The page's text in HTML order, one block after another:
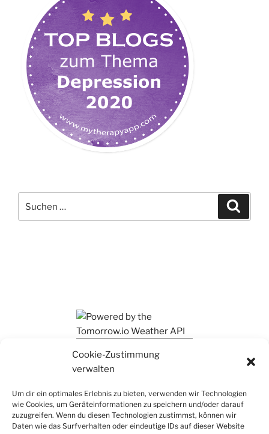
Cookie-Zustimmung
verwalten
Um dir ein optimales Erlebnis zu bieten, verwenden wir Technologien
wie Cookies, um Geräteinformationen zu speichern und/oder darauf
zuzugreifen. Wenn du diesen Technologien zustimmst, können wir
Daten wie das Surfverhalten oder eindeutige IDs auf dieser Website
nach: